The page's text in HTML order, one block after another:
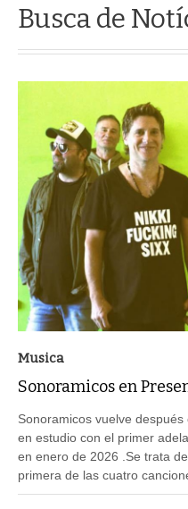
Busca de
Musica
Sonoramicos en
Sonoramicos vuelve
en estudio con el primer
en enero de 2026 .Se trata
primera de las cuatro